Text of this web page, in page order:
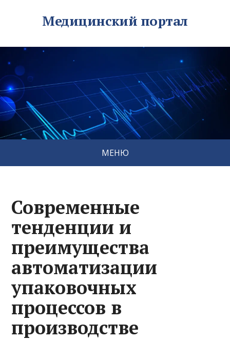
Медицинский портал
МЕНЮ
Современные
тенденции и
преимущества
автоматизации
упаковочных
процессов в
производстве